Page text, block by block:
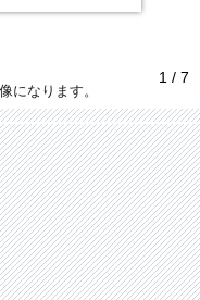
1 / 7
になります。